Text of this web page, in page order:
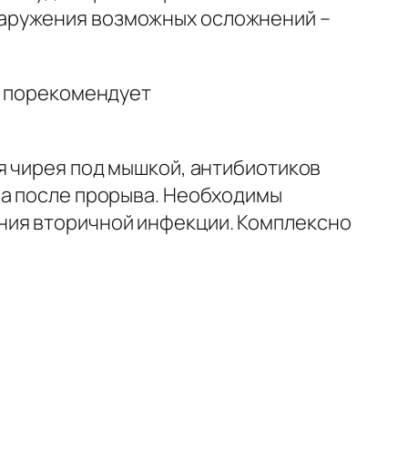
возможных осложнений –
порекомендует
чирея под мышкой, антибиотиков
после прорыва. Необходимы
вторичной инфекции. Комплексно